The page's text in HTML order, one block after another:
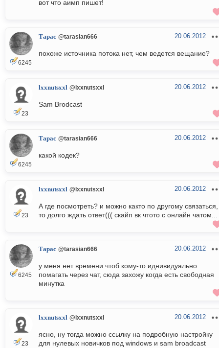
вот что аимп пишет!
6245
Тарас @tarasian666 20.06.2012
похоже источника потока нет, чем ведется вещание?
23
lxxnutsxxl @lxxnutsxxl 20.06.2012
Sam Brodcast
6245
Тарас @tarasian666 20.06.2012
какой кодек?
23
lxxnutsxxl @lxxnutsxxl 20.06.2012
А где посмотреть? и можно както по другому
то долго ждать ответ((( скайп вк чтото с онлайн чатом...
6245
Тарас @tarasian666 20.06.2012
у меня нет времени чтоб кому-то иднивидуально
помагать через чат, сюда захожу когда есть свободная
минутка
23
lxxnutsxxl @lxxnutsxxl 20.06.2012
ясно, ну тогда можно ссылку на подробную настройку
для нулевых новичков под windows и sam broadcast